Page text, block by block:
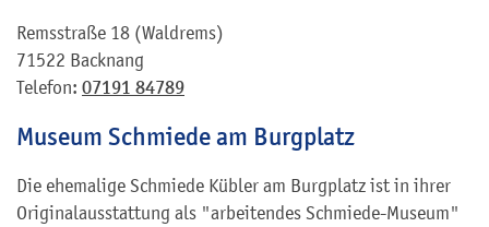
Remsstraße 18 (Waldrems)
71522 Backnang
Telefon: 07191 84789
Museum Schmiede am Burgplatz
Die ehemalige Schmiede Kübler am Burgplatz ist in ihrer
Originalausstattung als "arbeitendes Schmiede-Museum"